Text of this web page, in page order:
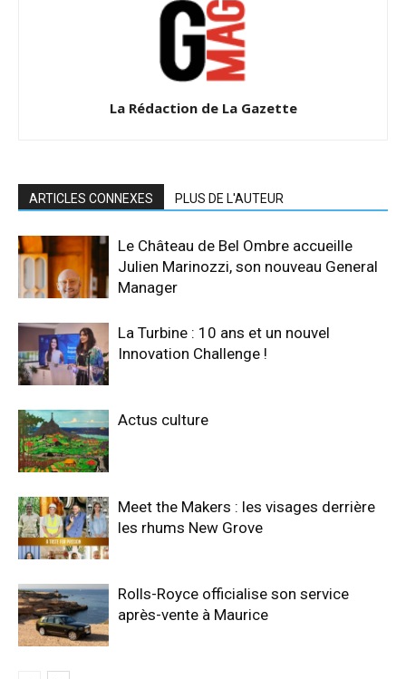
La Rédaction de La Gazette
ARTICLES CONNEXES PLUS DE L'AUTEUR
Le Château de Bel Ombre accueille
Julien Marinozzi, son nouveau General
Manager
La Turbine : 10 ans et un nouvel
Innovation Challenge !
Actus culture
Meet the Makers : les visages derrière
les rhums New Grove
Rolls-Royce officialise son service
après-vente à Maurice